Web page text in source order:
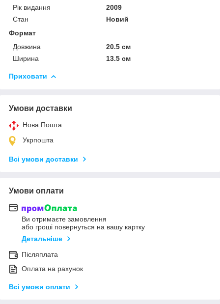
Рік видання
2009
Стан
Новий
Формат
Довжина
20.5 см
Ширина
13.5 см
Приховати
Умови доставки
Нова Пошта
Укрпошта
Всі умови доставки
Умови оплати
Ви отримаєте замовлення
або гроші повернуться на вашу картку
Детальніше
Післяплата
Оплата на рахунок
Всі умови оплати